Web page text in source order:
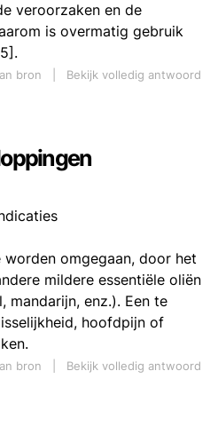
veroorzaken en de
is overmatig gebruik
bron
Bekijk volledig antwoord
omgegaan, door het
mildere essentiële oliën
mandarijn, enz.). Een te
hoofdpijn of
bron
Bekijk volledig antwoord